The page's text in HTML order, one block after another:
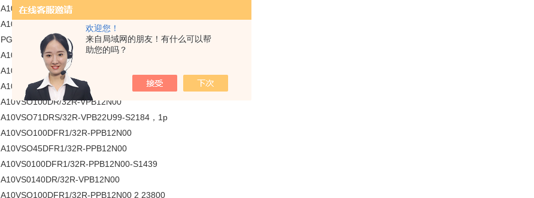
欢迎您！
来自局域网的朋友！有什么可以帮
助您的吗？
A10VS071DFR1/32R-VPB22U99S2184
A10VSO100DFR1/32R-VPB12N00
PGH4-21/032RE11VE-4-A437
A10VS071DFR1/32R-VPB22U99S2184
A10VSO100DFR1/32R-PPB12NOO
A10VSO71DFR1/32R-VPB22U99S2184
A10VSO100DR/32R-VPB12N00
A10VSO71DRS/32R-VPB22U99-S2184，1p
A10VSO100DFR1/32R-PPB12N00
A10VSO45DFR1/32R-PPB12N00
A10VS0100DFR1/32R-PPB12N00-S1439
A10VS0140DR/32R-VPB12N00
A10VSO100DFR1/32R-PPB12N00 2 23800